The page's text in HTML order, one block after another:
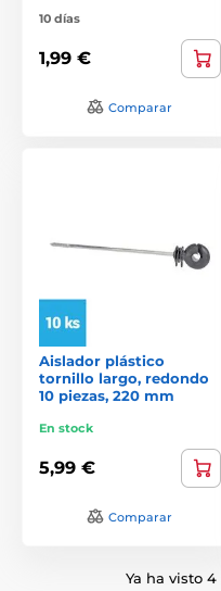
10 días
1,99 €
Comparar
Aislador plástico
tornillo largo, redondo
10 piezas, 220 mm
En stock
5,99 €
Comparar
Ya ha visto